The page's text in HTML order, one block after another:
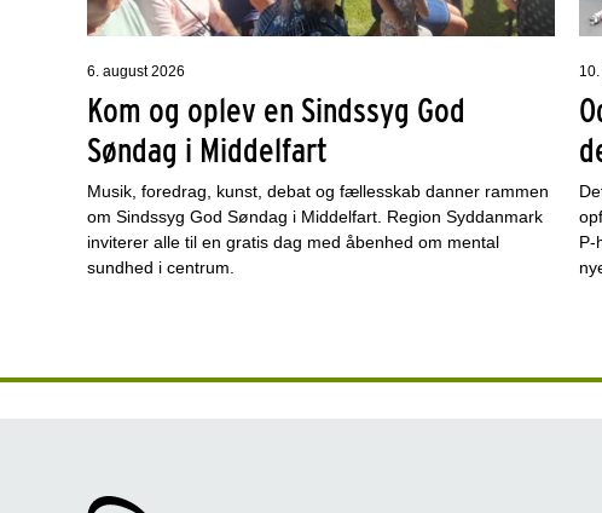
6. august 2026
Kom og oplev en Sindssyg God
Søndag i Middelfart
Musik, foredrag, kunst, debat og fællesskab danner rammen
om Sindssyg God Søndag i Middelfart. Region Syddanmark
inviterer alle til en gratis dag med åbenhed om mental
sundhed i centrum.
P-